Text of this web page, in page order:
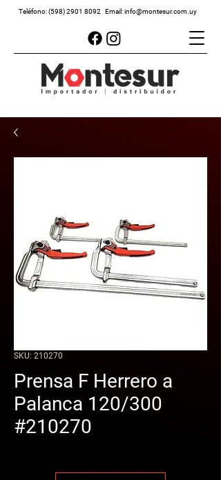
Teléfono:(598) 2901 8092 Email:info@montesur.com.uy
SKU: 210270
Prensa F Herrero a
Palanca 120/300
#210270